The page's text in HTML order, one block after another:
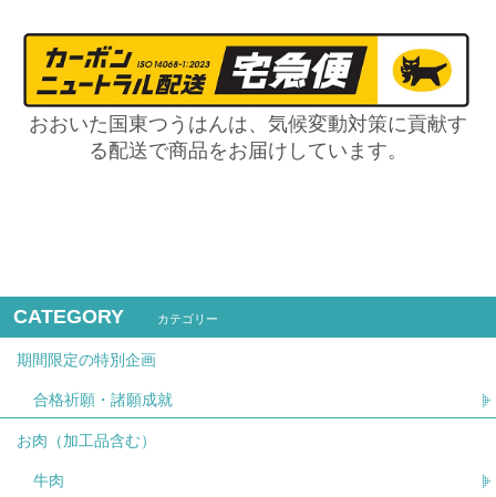
おおいた国東つうはんは、気候変動対策に貢献す
る配送で商品をお届けしています。
CATEGORY カテゴリー
期間限定の特別企画
合格祈願・諸願成就
お肉（加工品含む）
牛肉